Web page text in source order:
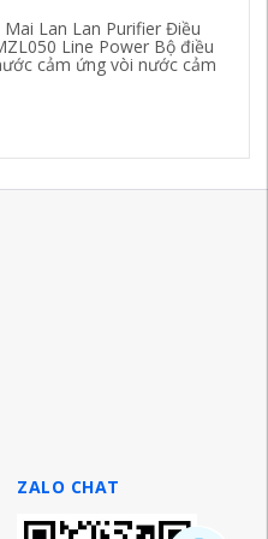
Lan Lan Purifier Điều
Line Power Bộ điều
cảm ứng vòi nước cảm
ZALO CHAT